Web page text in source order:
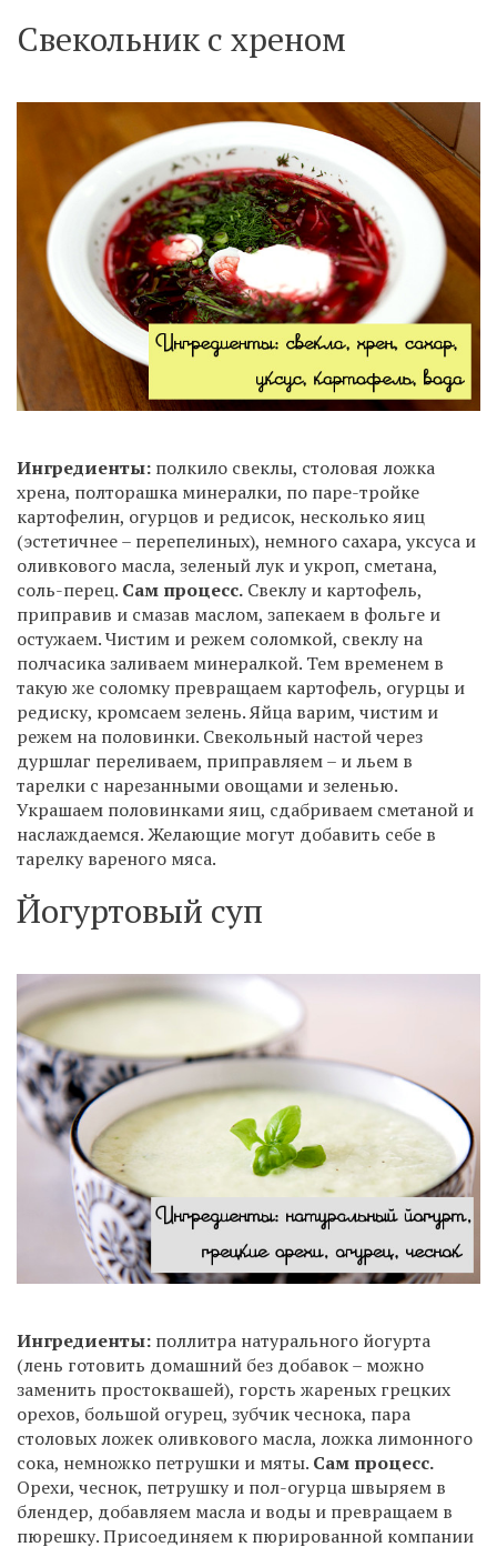
Свекольник с хреном
Ингредиенты: полкило свеклы, столовая ложка
хрена, полторашка минералки, по паре-тройке
картофелин, огурцов и редисок, несколько яиц
(эстетичнее – перепелиных), немного сахара, уксуса и
оливкового масла, зеленый лук и укроп, сметана,
соль-перец. Сам процесс. Свеклу и картофель,
приправив и смазав маслом, запекаем в фольге и
остужаем. Чистим и режем соломкой, свеклу на
полчасика заливаем минералкой. Тем временем в
такую же соломку превращаем картофель, огурцы и
редиску, кромсаем зелень. Яйца варим, чистим и
режем на половинки. Свекольный настой через
дуршлаг переливаем, приправляем – и льем в
тарелки с нарезанными овощами и зеленью.
Украшаем половинками яиц, сдабриваем сметаной и
наслаждаемся. Желающие могут добавить себе в
тарелку вареного мяса.
Йогуртовый суп
Ингредиенты: поллитра натурального йогурта
(лень готовить домашний без добавок – можно
заменить простоквашей), горсть жареных грецких
орехов, большой огурец, зубчик чеснока, пара
столовых ложек оливкового масла, ложка лимонного
сока, немножко петрушки и мяты. Сам процесс.
Орехи, чеснок, петрушку и пол-огурца швыряем в
блендер, добавляем масла и воды и превращаем в
пюрешку. Присоединяем к пюрированной компании